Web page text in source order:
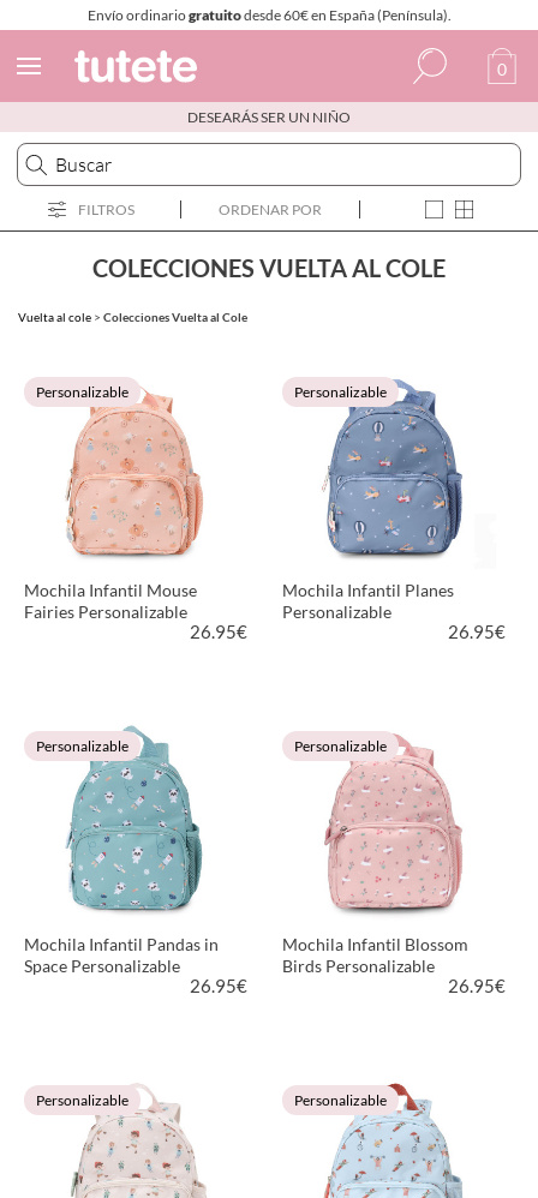
Envío ordinariogratuitodesde 60€ en España (Península).
Español
Italiano
Inglés
Portugués
0
DESEARÁS SER UN NIÑO
FILTROS ORDENAR POR
COLECCIONES VUELTA AL COLE
Vuelta al cole > Colecciones Vuelta al Cole
Personalizable
Mochila Infantil Mouse
Fairies Personalizable
26.95€
VER PRODUCTO
Personalizable
Mochila Infantil Planes
Personalizable
26.95€
VER PRODUCTO
Personalizable
Mochila Infantil Pandas in
Space Personalizable
26.95€
VER PRODUCTO
Personalizable
Mochila Infantil Blossom
Birds Personalizable
26.95€
VER PRODUCTO
Personalizable Personalizable